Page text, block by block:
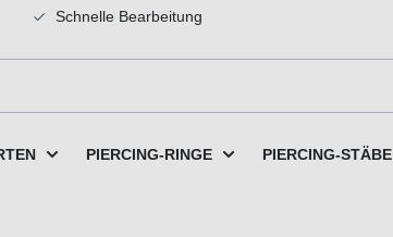
Schnelle Bearbeitung
PIERCING-RINGE PIERCING-STÄBE